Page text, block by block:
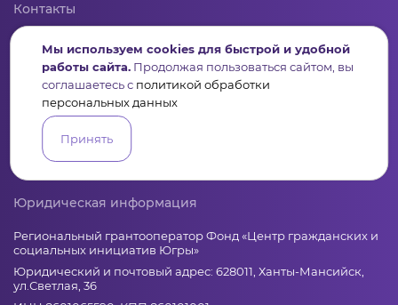
Контакты
+7 (346) 735-11-30
elkanko@ugranko.ru
Адрес
628011, Россия, Ханты-Мансийский автономный округ – Югра,
г. Ханты-Мансийск, ул. Светлая 36
Юридическая информация
Региональный грантооператор Фонд «Центр гражданских и
социальных инициатив Югры»
Юридический и почтовый адрес: 628011, Ханты-Мансийск,
ул.Светлая, 36
Мы используем cookies для быстрой и удобной
работы сайта. Продолжая пользоваться сайтом, вы
соглашаетесь с политикой обработки
персональных данных
Принять